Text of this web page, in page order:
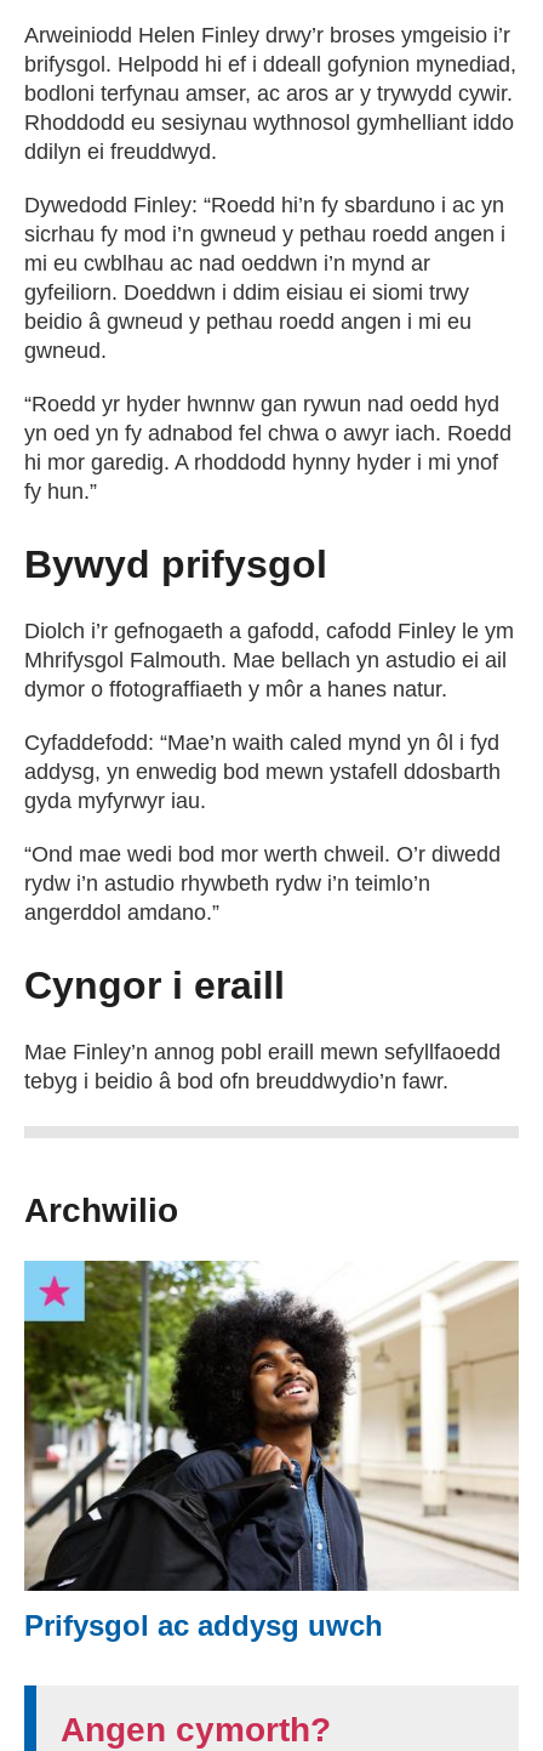
Arweiniodd Helen Finley drwy’r broses ymgeisio i’r
brifysgol. Helpodd hi ef i ddeall gofynion mynediad,
bodloni terfynau amser, ac aros ar y trywydd cywir.
Rhoddodd eu sesiynau wythnosol gymhelliant iddo
ddilyn ei freuddwyd.
Dywedodd Finley: “Roedd hi’n fy sbarduno i ac yn
sicrhau fy mod i’n gwneud y pethau roedd angen i
mi eu cwblhau ac nad oeddwn i’n mynd ar
gyfeiliorn. Doeddwn i ddim eisiau ei siomi trwy
beidio â gwneud y pethau roedd angen i mi eu
gwneud.
“Roedd yr hyder hwnnw gan rywun nad oedd hyd
yn oed yn fy adnabod fel chwa o awyr iach. Roedd
hi mor garedig. A rhoddodd hynny hyder i mi ynof
fy hun.”
Bywyd prifysgol
Diolch i’r gefnogaeth a gafodd, cafodd Finley le ym
Mhrifysgol Falmouth. Mae bellach yn astudio ei ail
dymor o ffotograffiaeth y môr a hanes natur.
Cyfaddefodd: “Mae’n waith caled mynd yn ôl i fyd
addysg, yn enwedig bod mewn ystafell ddosbarth
gyda myfyrwyr iau.
“Ond mae wedi bod mor werth chweil. O’r diwedd
rydw i’n astudio rhywbeth rydw i’n teimlo’n
angerddol amdano.”
Cyngor i eraill
Mae Finley’n annog pobl eraill mewn sefyllfaoedd
tebyg i beidio â bod ofn breuddwydio’n fawr.
Archwilio
Prifysgol ac addysg uwch
Angen cymorth?